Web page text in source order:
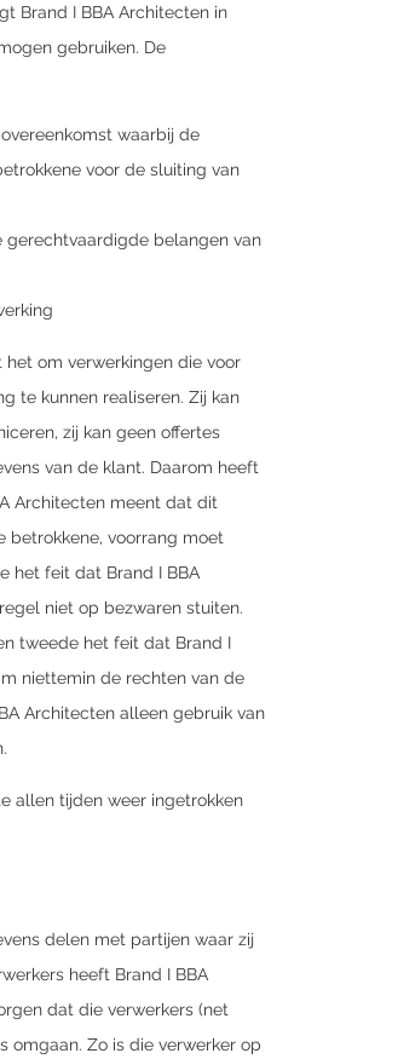
Brand I BBA Architecten in
gebruiken. De
waarbij de
voor de sluiting van
gerechtvaardigde belangen van
om verwerkingen die voor
te kunnen realiseren. Zij kan
zij kan geen offertes
van de klant. Daarom heeft
Architecten meent dat dit
voorrang moet
het feit dat Brand I BBA
niet op bezwaren stuiten.
tweede het feit dat Brand I
niettemin de rechten van de
Architecten alleen gebruik van
allen tijden weer ingetrokken
delen met partijen waar zij
heeft Brand I BBA
dat die verwerkers (net
omgaan. Zo is die verwerker op